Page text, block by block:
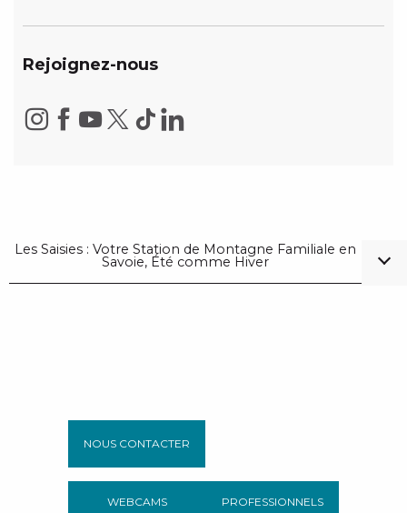
Rejoignez-nous
Les Saisies : Votre Station de Montagne Familiale en
Savoie, Été comme Hiver
NOUS CONTACTER
WEBCAMS PROFESSIONNELS